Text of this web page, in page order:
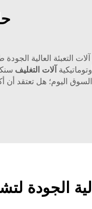
التعبئة العالية
آلات التغليف
الجودة